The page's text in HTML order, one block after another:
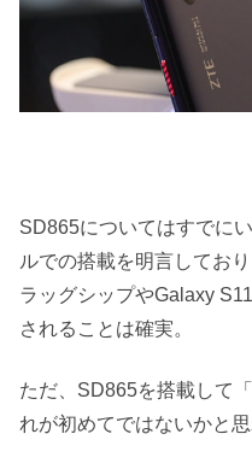
SD865についてはすでに
ルでの搭載を明言してお
ラッグシップやGalaxy
されることは確実。
ただ、SD865を搭載して
れが初めてではないかと思